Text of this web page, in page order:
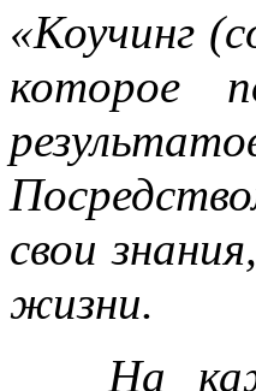
«Коучинг
которое
свои
жизни.
На